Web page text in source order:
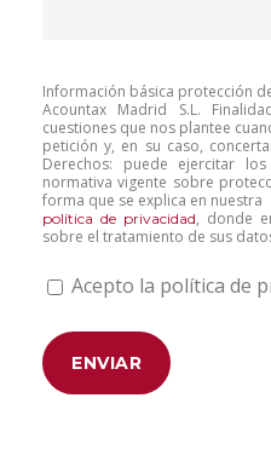
Información básica protección
Acountax Madrid S.L.
cuestiones que nos plantee
petición y, en su caso,
Derechos: puede ejercitar
normativa vigente sobre
forma que se explica en nuestra
política de privacidad, donde
sobre el tratamiento de sus
Acepto la política de